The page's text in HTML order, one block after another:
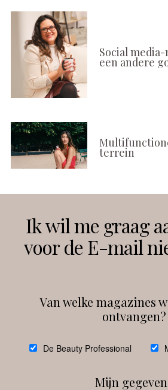
Social
een andere
terrein
Instagram
Ik wil me graag
voor de E-mail
Van welke magazines
ontvangen?
De Beauty Professional
Mijn